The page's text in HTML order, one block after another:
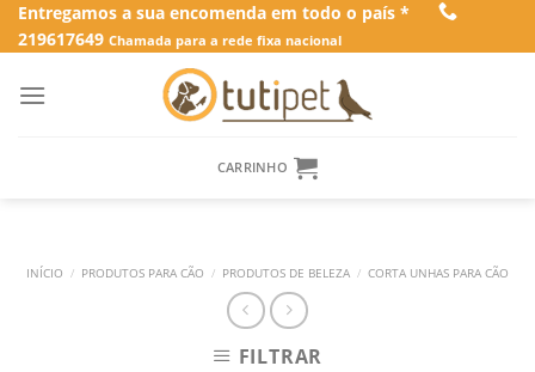
SkipEntregamos a sua encomenda em todo o país *
219617649 Chamada para a rede fixa nacional
CARRINHO
INÍCIO / PRODUTOS PARA CÃO / PRODUTOS DE BELEZA / CORTA UNHAS PARA CÃO
FILTRAR